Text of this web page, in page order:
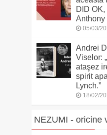
DID
05/03/
Andrei
Viselor:
ataşez
spirit
Lynch.”
18/02/
NEZUMI - oricine